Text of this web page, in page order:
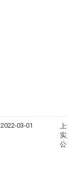
2022-03-01
上海
实业
公司